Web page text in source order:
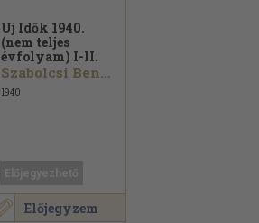
Előjegyzem
Uj Idők 1940.
(nem teljes
évfolyam) I-II.
Szabolcsi Bence...
1940